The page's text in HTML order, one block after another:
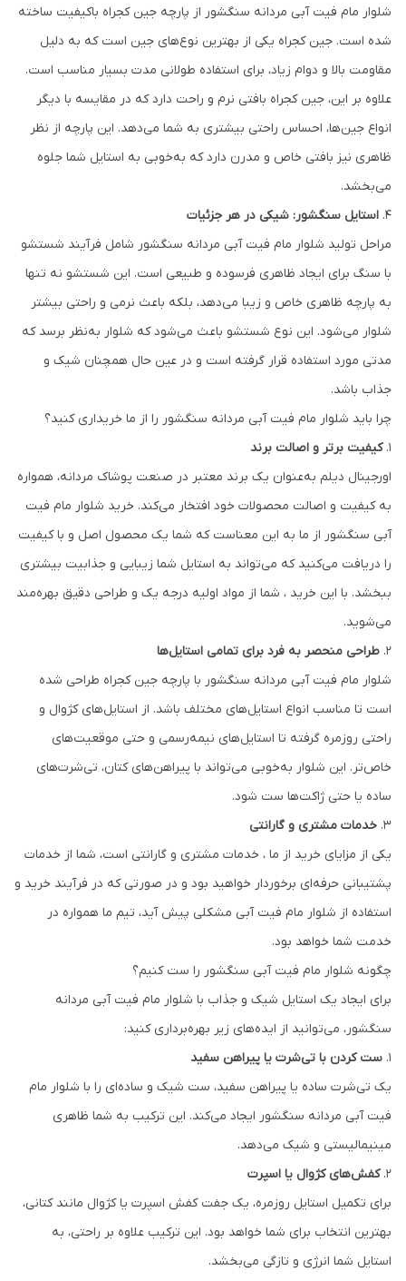
شلوار مام فیت آبی مردانه سنگشور از پارچه جین کجراه باکیفیت ساخته
شده است. جین کجراه یکی از بهترین نوع‌های جین است که به دلیل
مقاومت بالا و دوام زیاد، برای استفاده طولانی مدت بسیار مناسب است.
علاوه بر این، جین کجراه بافتی نرم و راحت دارد که در مقایسه با دیگر
انواع جین‌ها، احساس راحتی بیشتری به شما می‌دهد. این پارچه از نظر
ظاهری نیز بافتی خاص و مدرن دارد که به‌خوبی به استایل شما جلوه
می‌بخشد.
4. استایل سنگشور: شیکی در هر جزئیات
مراحل تولید شلوار مام فیت آبی مردانه سنگشور شامل فرآیند شستشو
با سنگ برای ایجاد ظاهری فرسوده و طبیعی است. این شستشو نه تنها
به پارچه ظاهری خاص و زیبا می‌دهد، بلکه باعث نرمی و راحتی بیشتر
شلوار می‌شود. این نوع شستشو باعث می‌شود که شلوار به‌نظر برسد که
مدتی مورد استفاده قرار گرفته است و در عین حال همچنان شیک و
جذاب باشد.
چرا باید شلوار مام فیت آبی مردانه سنگشور را از ما خریداری کنید؟
1. کیفیت برتر و اصالت برند
اورجینال دیلم به‌عنوان یک برند معتبر در صنعت پوشاک مردانه، همواره
به کیفیت و اصالت محصولات خود افتخار می‌کند. خرید شلوار مام فیت
آبی سنگشور از ما به این معناست که شما یک محصول اصل و با کیفیت
را دریافت می‌کنید که می‌تواند به استایل شما زیبایی و جذابیت بیشتری
ببخشد. با این خرید ، شما از مواد اولیه درجه یک و طراحی دقیق بهره‌مند
می‌شوید.
2. طراحی منحصر به فرد برای تمامی استایل‌ها
شلوار مام فیت آبی مردانه سنگشور با پارچه جین کجراه طراحی شده
است تا مناسب انواع استایل‌های مختلف باشد. از استایل‌های کژوال و
راحتی روزمره گرفته تا استایل‌های نیمه‌رسمی و حتی موقعیت‌های
خاص‌تر. این شلوار به‌خوبی می‌تواند با پیراهن‌های کتان، تی‌شرت‌های
ساده یا حتی ژاکت‌ها ست شود.
3. خدمات مشتری و گارانتی
یکی از مزایای خرید از ما ، خدمات مشتری و گارانتی است، شما از خدمات
پشتیبانی حرفه‌ای برخوردار خواهید بود و در صورتی که در فرآیند خرید و
استفاده از شلوار مام فیت آبی مشکلی پیش آید، تیم ما همواره در
خدمت شما خواهد بود.
چگونه شلوار مام فیت آبی سنگشور را ست کنیم؟
برای ایجاد یک استایل شیک و جذاب با شلوار مام فیت آبی مردانه
سنگشور، می‌توانید از ایده‌های زیر بهره‌برداری کنید:
1. ست کردن با تی‌شرت یا پیراهن سفید
یک تی‌شرت ساده یا پیراهن سفید، ست شیک و ساده‌ای را با شلوار مام
فیت آبی مردانه سنگشور ایجاد می‌کند. این ترکیب به شما ظاهری
مینیمالیستی و شیک می‌دهد.
2. کفش‌های کژوال یا اسپرت
برای تکمیل استایل روزمره، یک جفت کفش اسپرت یا کژوال مانند کتانی،
بهترین انتخاب برای شما خواهد بود. این ترکیب علاوه بر راحتی، به
استایل شما انرژی و تازگی می‌بخشد.